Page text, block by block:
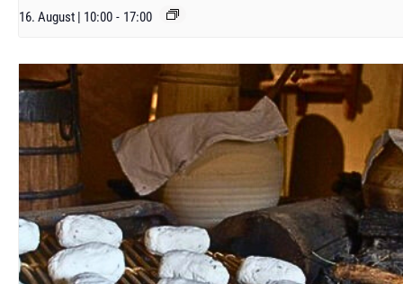
16. August | 10:00 - 17:00